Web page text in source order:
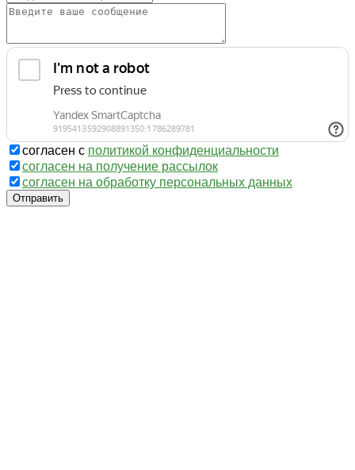
согласен с политикой конфиденциальности
согласен на получение рассылок
согласен на обработку персональных данных
Отправить